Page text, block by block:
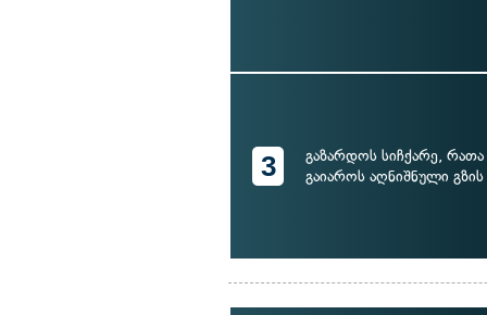
3
გაზარდოს სიჩქარე,
გაიაროს აღნიშნული